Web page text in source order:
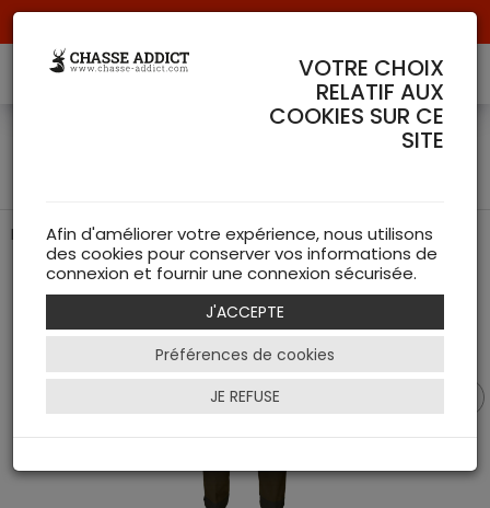
Pantalon de traque résistant
VOTRE CHOIX
RELATIF AUX
COOKIES SUR CE
SITE
Afin d'améliorer votre expérience, nous utilisons
des cookies pour conserver vos informations de
connexion et fournir une connexion sécurisée.
J'ACCEPTE
Préférences de cookies
JE REFUSE